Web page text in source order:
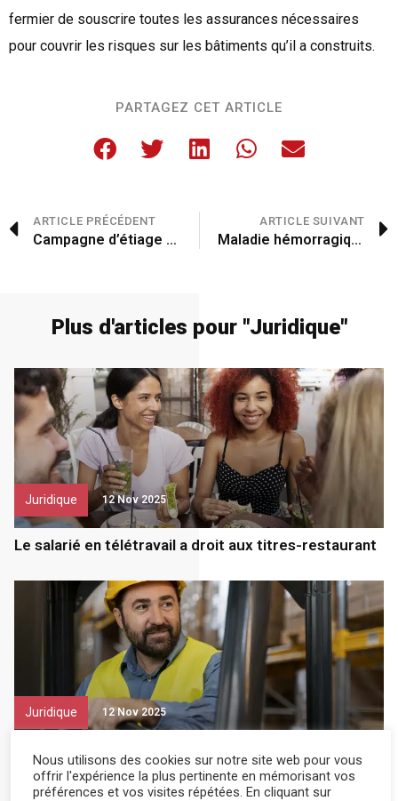
fermier de souscrire toutes les assurances nécessaires
pour couvrir les risques sur les bâtiments qu’il a construits.
PARTAGEZ CET ARTICLE
ARTICLE PRÉCÉDENT
Campagne d’étiage estival 2023
ARTICLE SUIVANT
Maladie hémorragique épizootique (MHE)
Plus d'articles pour "Juridique"
Juridique 12 Nov 2025
Le salarié en télétravail a droit aux titres-restaurant
Juridique 12 Nov 2025
Réforme : autorisation de conduite et suivi médical
renforcé
Nous utilisons des cookies sur notre site web pour vous
offrir l'expérience la plus pertinente en mémorisant vos
préférences et vos visites répétées. En cliquant sur